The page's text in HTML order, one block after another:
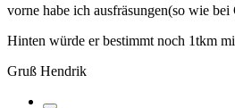
vorne habe ich ausfräsungen(so wie bei
Hinten würde er bestimmt noch 1tkm
Gruß Hendrik